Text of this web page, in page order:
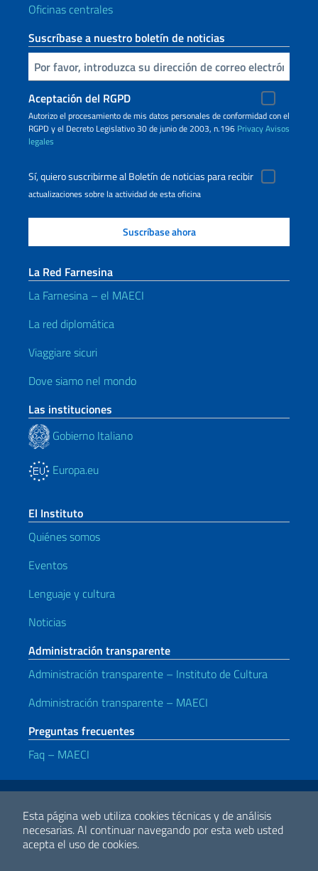
Esta página web utiliza cookies técnicas y de análisis
necesarias.Al continuar navegando por esta web usted
acepta el uso de cookies.
Oficinas centrales
Suscríbase a nuestro boletín de noticias
Inserta tu correo electronico
Aceptación del RGPD
Autorizo ​​el procesamiento de mis datos personales de conformidad con el
RGPD y el Decreto Legislativo 30 de junio de 2003, n.196 PrivacyAvisos
legales
Sí, quiero suscribirme al Boletín de noticias para recibir
actualizaciones sobre la actividad de esta oficina
La Red Farnesina
La Farnesina – el MAECI
La red diplomática
Viaggiare sicuri
Dove siamo nel mondo
Las instituciones
Gobierno Italiano
Europa.eu
El Instituto
Quiénes somos
Eventos
Lenguaje y cultura
Noticias
Administración transparente
Administración transparente – Instituto de Cultura
Administración transparente – MAECI
Preguntas frecuentes
Faq – MAECI
Enlaces útiles